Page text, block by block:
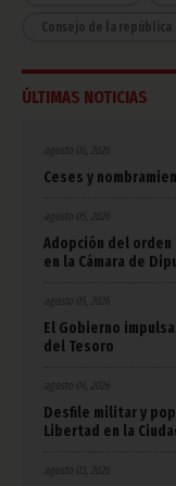
Consejo de la república
ÚLTIMAS NOTICIAS
agosto 06, 2026
Ceses y
agosto 05, 2026
Adopción del
en la Cámara de
agosto 05, 2026
El Gobierno
del Tesoro
agosto 04, 2026
Desfile militar y
Libertad en la
agosto 03, 2026